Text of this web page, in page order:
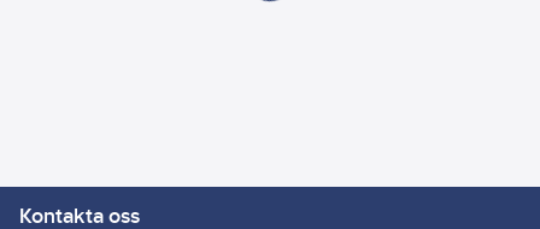
Kontakta oss